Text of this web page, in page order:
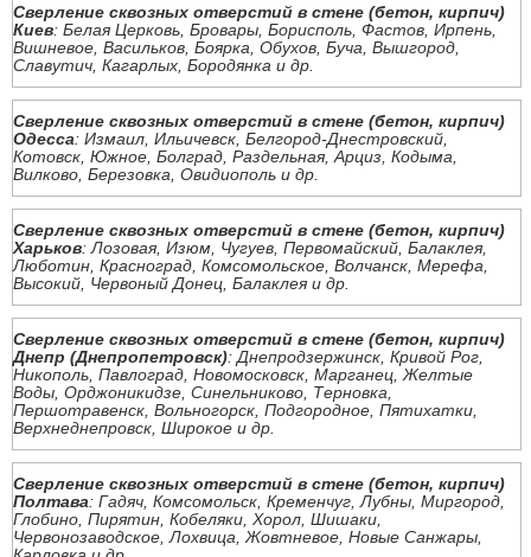
Сверление сквозных отверстий в стене (бетон, кирпич)
Киев: Белая Церковь, Бровары, Борисполь, Фастов, Ирпень,
Вишневое, Васильков, Боярка, Обухов, Буча, Вышгород,
Славутич, Кагарлых, Бородянка и др.
Сверление сквозных отверстий в стене (бетон, кирпич)
Одесса: Измаил, Ильичевск, Белгород-Днестровский,
Котовск, Южное, Болград, Раздельная, Арциз, Кодыма,
Вилково, Березовка, Овидиополь и др.
Сверление сквозных отверстий в стене (бетон, кирпич)
Харьков: Лозовая, Изюм, Чугуев, Первомайский, Балаклея,
Люботин, Красноград, Комсомольское, Волчанск, Мерефа,
Высокий, Червоный Донец, Балаклея и др.
Сверление сквозных отверстий в стене (бетон, кирпич)
Днепр (Днепропетровск): Днепродзержинск, Кривой Рог,
Никополь, Павлоград, Новомосковск, Марганец, Желтые
Воды, Орджоникидзе, Синельниково, Терновка,
Першотравенск, Вольногорск, Подгородное, Пятихатки,
Верхнеднепровск, Широкое и др.
Сверление сквозных отверстий в стене (бетон, кирпич)
Полтава: Гадяч, Комсомольск, Кременчуг, Лубны, Миргород,
Глобино, Пирятин, Кобеляки, Хорол, Шишаки,
Червонозаводское, Лохвица, Жовтневое, Новые Санжары,